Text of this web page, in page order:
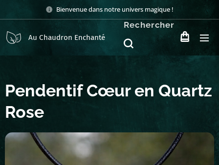
Bienvenue dans notre univers magique !
Au Chaudron Enchanté
Rechercher
Pendentif Cœur en Quartz
Rose